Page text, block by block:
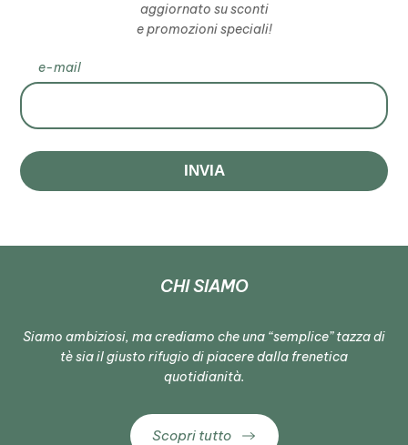
aggiornato su sconti
e promozioni speciali!
e-mail
INVIA
CHI SIAMO
Siamo ambiziosi, ma crediamo che una “semplice” tazza di
tè sia il giusto rifugio di piacere dalla frenetica
quotidianità.
Scopri tutto